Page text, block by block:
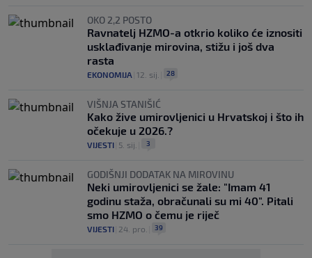
OKO 2,2 POSTO
Ravnatelj HZMO-a otkrio koliko će iznositi
usklađivanje mirovina, stižu i još dva
rasta
EKONOMIJA 12. sij. 28
VIŠNJA STANIŠIĆ
Kako žive umirovljenici u Hrvatskoj i što ih
očekuje u 2026.?
VIJESTI 5. sij. 3
GODIŠNJI DODATAK NA MIROVINU
Neki umirovljenici se žale: "Imam 41
godinu staža, obračunali su mi 40". Pitali
smo HZMO o čemu je riječ
VIJESTI 24. pro. 39